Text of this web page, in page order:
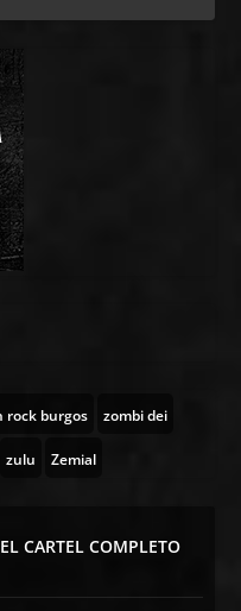
rock burgos zombi dei
zulu Zemial
CARTEL COMPLETO